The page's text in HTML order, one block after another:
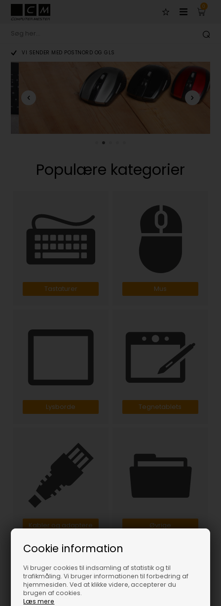
Cookie information
Vi bruger cookies til indsamling af statistik og til
trafikmåling. Vi bruger informationen til forbedring af
hjemmesiden. Ved at klikke videre, accepterer du
brugen af cookies.
Læs mere
0
VI SENDER MED POSTNORD OG GLS
Trådløs mini mus
Populære kategorier
Tastaturer Mus
Lysborde Tegnetablets
Kabler og adaptere Øvrige